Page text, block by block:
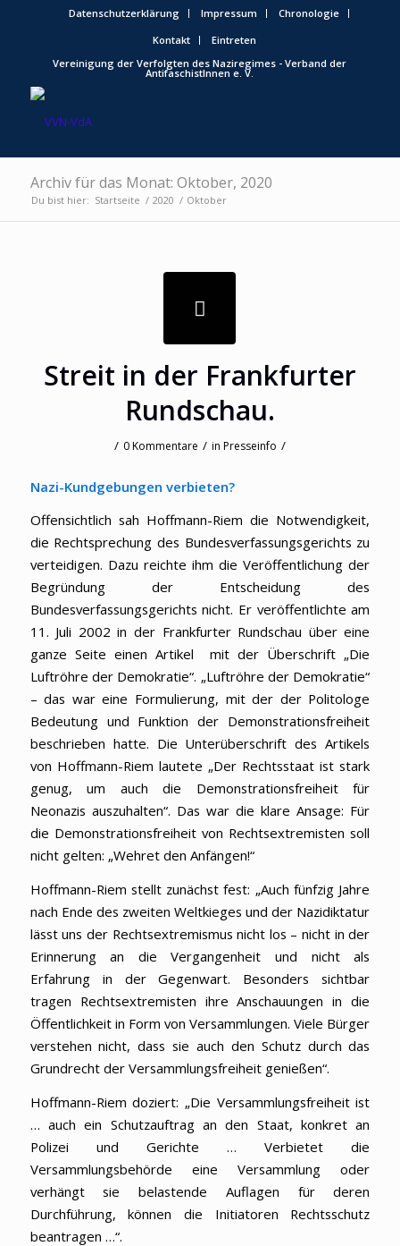
Datenschutzerklärung Impressum
Chronologie
Kontakt
Eintreten
Vereinigung der Verfolgten des Naziregimes - Verband der
AntifaschistInnen e. V.
Archiv für das Monat: Oktober, 2020
Du bist hier: Startseite / 2020 / Oktober
Streit in der Frankfurter
Rundschau.
/ 0 Kommentare / in Presseinfo /
Nazi-Kundgebungen verbieten?
Offensichtlich sah Hoffmann-Riem die Notwendigkeit,
die Rechtsprechung des Bundesverfassungsgerichts zu
verteidigen. Dazu reichte ihm die Veröffentlichung der
Begründung der Entscheidung des
Bundesverfassungsgerichts nicht. Er veröffentlichte am
11. Juli 2002 in der Frankfurter Rundschau über eine
ganze Seite einen Artikel mit der Überschrift „Die
Luftröhre der Demokratie“. „Luftröhre der Demokratie“
– das war eine Formulierung, mit der der Politologe
Bedeutung und Funktion der Demonstrationsfreiheit
beschrieben hatte. Die Unterüberschrift des Artikels
von Hoffmann-Riem lautete „Der Rechtsstaat ist stark
genug, um auch die Demonstrationsfreiheit für
Neonazis auszuhalten“. Das war die klare Ansage: Für
die Demonstrationsfreiheit von Rechtsextremisten soll
nicht gelten: „Wehret den Anfängen!“
Hoffmann-Riem stellt zunächst fest: „Auch fünfzig Jahre
nach Ende des zweiten Weltkieges und der Nazidiktatur
lässt uns der Rechtsextremismus nicht los – nicht in der
Erinnerung an die Vergangenheit und nicht als
Erfahrung in der Gegenwart. Besonders sichtbar
tragen Rechtsextremisten ihre Anschauungen in die
Öffentlichkeit in Form von Versammlungen. Viele Bürger
verstehen nicht, dass sie auch den Schutz durch das
Grundrecht der Versammlungsfreiheit genießen“.
Hoffmann-Riem doziert: „Die Versammlungsfreiheit ist
… auch ein Schutzauftrag an den Staat, konkret an
Polizei und Gerichte … Verbietet die
Versammlungsbehörde eine Versammlung oder
verhängt sie belastende Auflagen für deren
Durchführung, können die Initiatoren Rechtsschutz
beantragen …“.